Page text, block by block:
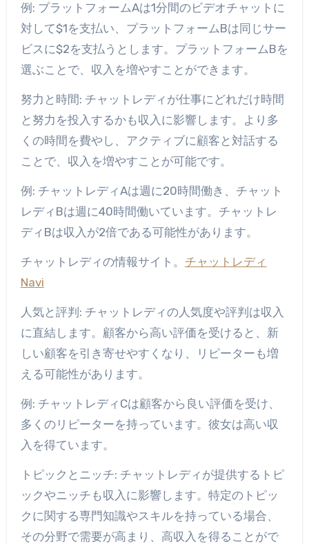
例: プラットフォームAは1分間のビデオチャットに
対して$1を支払い、プラットフォームBは同じサー
ビスに$2を支払うとします。プラットフォームBを
選ぶことで、収入を増やすことができます。
努力と時間: チャットレディが仕事にどれだけ時間
と努力を投入するかも収入に影響します。より多
くの時間を費やし、アクティブに顧客と対話する
ことで、収入を増やすことが可能です。
例: チャットレディAは週に20時間働き、チャット
レディBは週に40時間働いています。チャットレ
ディBは収入が2倍である可能性があります。
チャットレディの情報サイト。 チャットレディ
Navi
人気と評判: チャットレディの人気度や評判は収入
に直結します。顧客から高い評価を受けると、新
しい顧客を引き寄せやすくなり、リピーターも増
える可能性があります。
例: チャットレディCは顧客から良い評価を受け、
多くのリピーターを持っています。彼女は高い収
入を得ています。
トピックとニッチ: チャットレディが提供するトピ
ックやニッチも収入に影響します。特定のトピッ
クに関する専門知識やスキルを持っている場合、
その分野で需要が高まり、高収入を得ることがで